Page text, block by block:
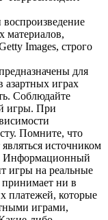
материалов,
Images, строго
для
азартных играх
Соблюдайте
игры. При
Помните, что
источником
Информационный
игры на реальные
принимает ни в
платежей, которые
играми,